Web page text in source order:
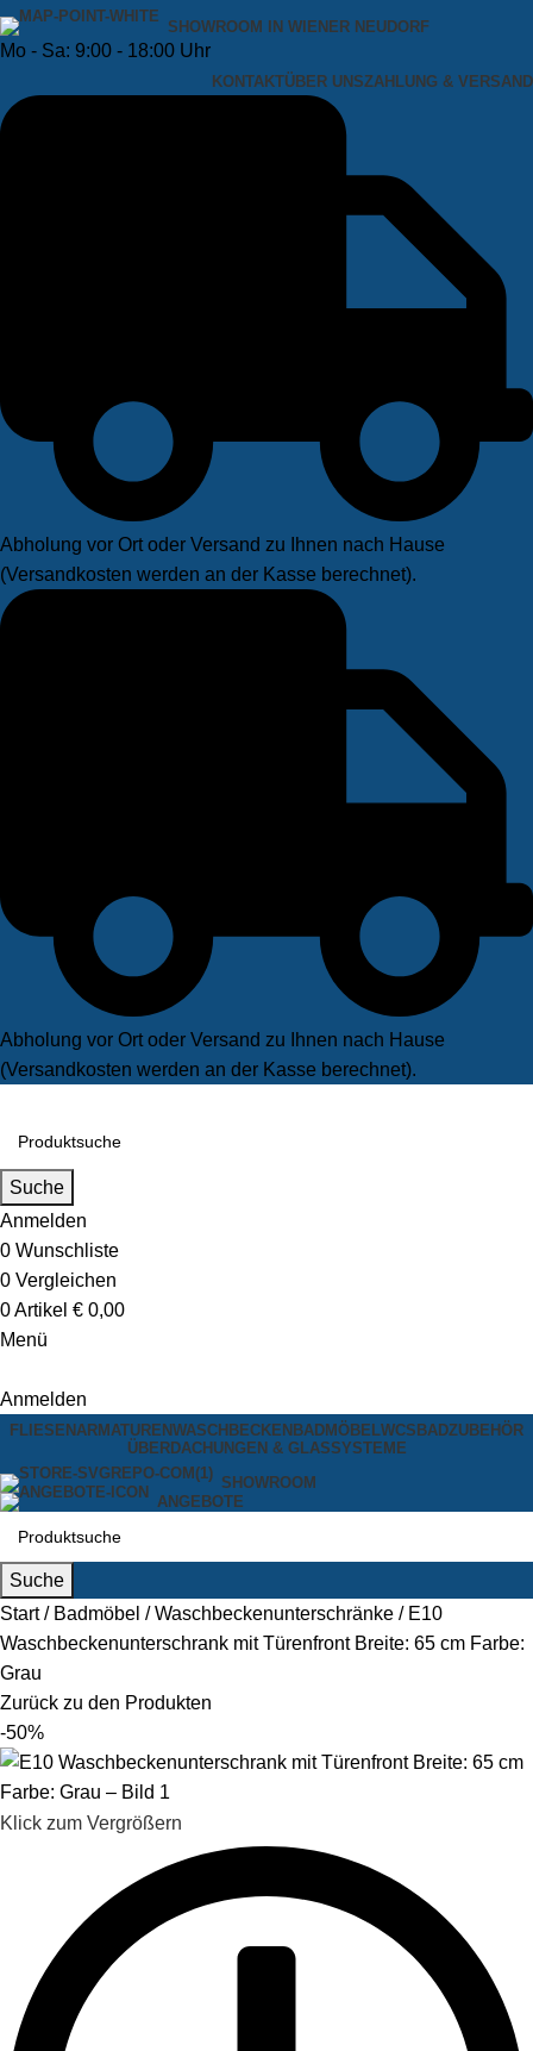
SHOWROOM IN WIENER NEUDORF
Mo - Sa: 9:00 - 18:00 Uhr
KONTAKTÜBER UNSZAHLUNG & VERSAND
Abholung vor Ort oder Versand zu Ihnen nach Hause
(Versandkosten werden an der Kasse berechnet).
Abholung vor Ort oder Versand zu Ihnen nach Hause
(Versandkosten werden an der Kasse berechnet).
Suche
Anmelden
0 Wunschliste
0 Vergleichen
0Artikel € 0,00
Menü
Anmelden
FLIESEN ARMATURENWASCHBECKEN BADMÖBELWCS BADZUBEHÖR
ÜBERDACHUNGEN & GLASSYSTEME
SHOWROOM
ANGEBOTE
Suche
Start
Badmöbel Waschbeckenunterschränke
E10
Waschbeckenunterschrank mit Türenfront Breite: 65 cm Farbe:
Grau
Zurück zu den Produkten
-50%
Klick zum Vergrößern